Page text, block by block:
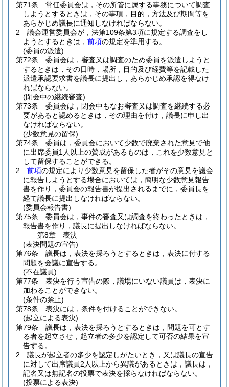
第71条
常任委員会は，その所管に属する事務について調査
しようとするときは，その事項，目的，方法及び期間等を
あらかじめ議長に通知しなければならない。
2
議会運営委員会が，法第109条第3項に規定する調査をし
ようとするときは， 前項の規定を準用する。
(委員の派遣)
第72条
委員会は，審査又は調査のため委員を派遣しようと
するときは，その日時，場所，目的及び経費等を記載した
派遣承認要求書を議長に提出し，あらかじめ承認を得なけ
ればならない。
(閉会中の継続審査)
第73条
委員会は，閉会中もなお審査又は調査を継続する必
要があると認めるときは，その理由を付け，議長に申し出
なければならない。
(少数意見の留保)
第74条
委員は，委員会において少数で廃棄された意見で他
に出席委員1人以上の賛成があるものは，これを少数意見と
して留保することができる。
2
前項の規定により少数意見を留保した者がその意見を議会
に報告しようとする場合においては，簡明な少数意見報告
書を作り，委員会の報告書が提出されるまでに，委員長を
経て議長に提出しなければならない。
(委員会報告書)
第75条
委員会は，事件の審査又は調査を終わったときは，
報告書を作り，議長に提出しなければならない。
第8章
表決
(表決問題の宣告)
第76条
議長は，表決を採ろうとするときは，表決に付する
問題を会議に宣告する。
(不在議員)
第77条
表決を行う宣告の際，議場にいない議員は，表決に
加わることができない。
(条件の禁止)
第78条
表決には，条件を付けることができない。
(起立による表決)
第79条
議長は，表決を採ろうとするときは，問題を可とす
る者を起立させ，起立者の多少を認定して可否の結果を宣
告する。
2
議長が起立者の多少を認定しがたいとき，又は議長の宣告
に対して出席議員2人以上から異議があるときは，議長は，
記名又は無記名の投票で表決を採らなければならない。
(投票による表決)